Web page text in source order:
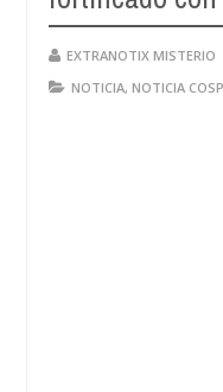
EXTRANOTIX MISTERIO
NOTICIA, NOTICIA